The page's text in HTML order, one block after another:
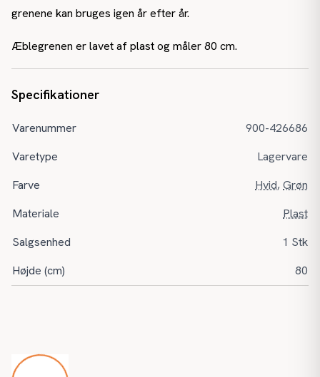
grenene kan bruges igen år efter år.
Æblegrenen er lavet af plast og måler 80 cm.
Specifikationer
Varenummer
900-426686
Varetype
Lagervare
Farve
Hvid,Grøn
Materiale
Plast
Salgsenhed
1 Stk
Højde (cm)
80